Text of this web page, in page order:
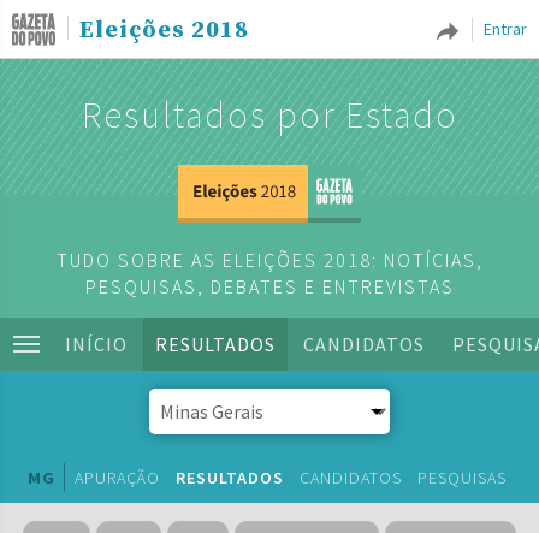
Entrar
Eleições 2018
Resultados por Estado
TUDO SOBRE AS ELEIÇÕES 2018: NOTÍCIAS,
PESQUISAS, DEBATES E ENTREVISTAS
INÍCIO RESULTADOS CANDIDATOS
MG APURAÇÃO RESULTADOS CANDIDATOS PESQUISAS